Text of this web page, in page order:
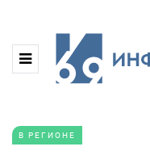
В РЕГИОНЕ